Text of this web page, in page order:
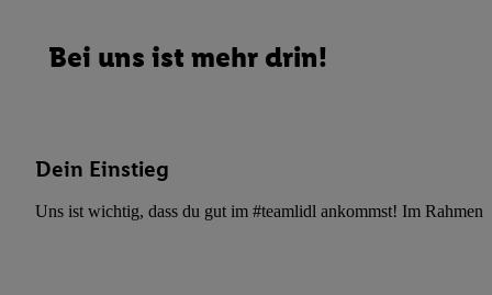
Bei uns ist mehr drin!
Dein Einstieg
Uns ist wichtig, dass du gut im #teamlidl ankommst! Im Rahmen